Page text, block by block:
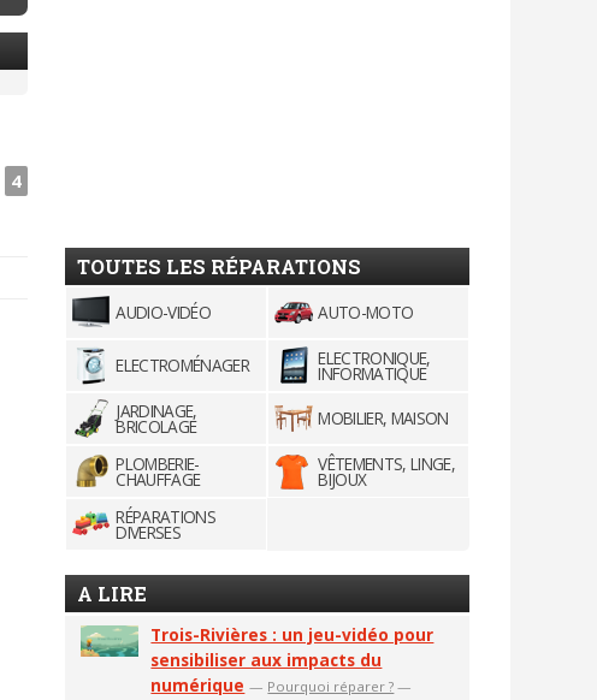
4
TOUTES LES RÉPARATIONS
AUDIO-VIDÉO AUTO-MOTO
ELECTROMÉNAGER ELECTRONIQUE,
INFORMATIQUE
JARDINAGE,
BRICOLAGE
MOBILIER, MAISON
PLOMBERIE-
CHAUFFAGE
VÊTEMENTS, LINGE,
BIJOUX
RÉPARATIONS
DIVERSES
A LIRE
Trois-Rivières : un jeu-vidéo pour
sensibiliser aux impacts du
numérique — Pourquoi réparer ? —